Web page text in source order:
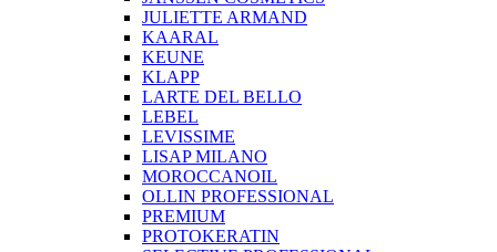
JULIETTE ARMAND
KAARAL
KEUNE
KLAPP
LARTE DEL BELLO
LEBEL
LEVISSIME
LISAP MILANO
MOROCCANOIL
OLLIN PROFESSIONAL
PREMIUM
PROTOKERATIN